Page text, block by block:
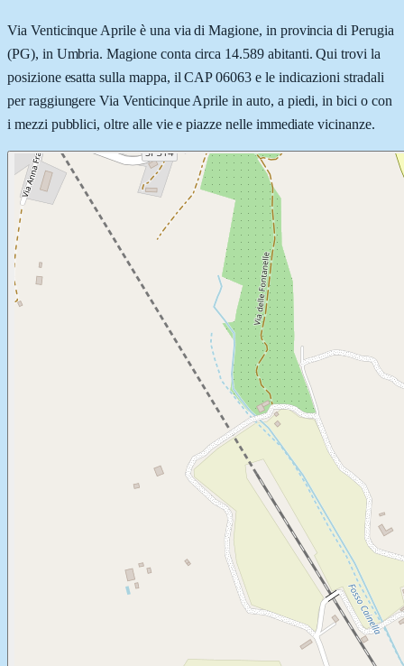
Via Venticinque Aprile è una via di Magione, in provincia di Perugia
(PG), in Umbria. Magione conta circa 14.589 abitanti. Qui trovi la
posizione esatta sulla mappa, il CAP 06063 e le indicazioni stradali
per raggiungere Via Venticinque Aprile in auto, a piedi, in bici o con
i mezzi pubblici, oltre alle vie e piazze nelle immediate vicinanze.